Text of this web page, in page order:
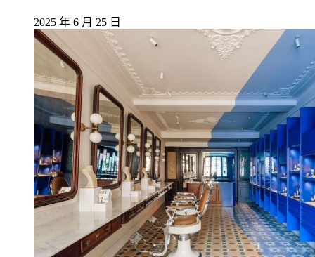
2025 年 6 月 25 日